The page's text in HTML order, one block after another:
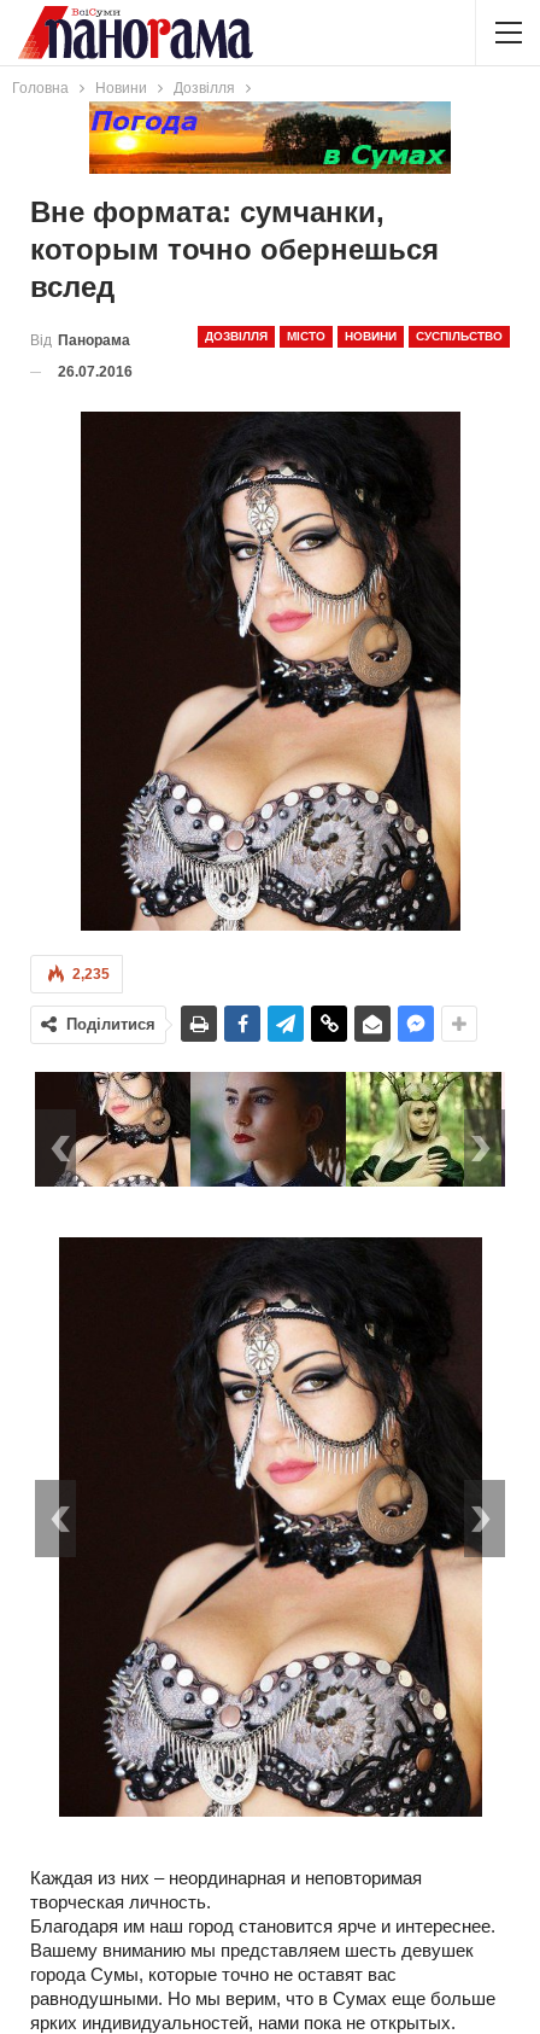
Головна Новини Дозвілля
Вне формата: сумчанки,
которым точно обернешься
вслед
ДОЗВІЛЛЯ МІСТО НОВИНИ СУСПІЛЬСТВО
Від Панорама
26.07.2016
2,235
Поділитися
Каждая из них – неординарная и неповторимая
творческая личность.
Благодаря им наш город становится ярче и интереснее.
Вашему вниманию мы представляем шесть девушек
города Сумы, которые точно не оставят вас
равнодушными. Но мы верим, что в Сумах еще больше
ярких индивидуальностей, нами пока не открытых.